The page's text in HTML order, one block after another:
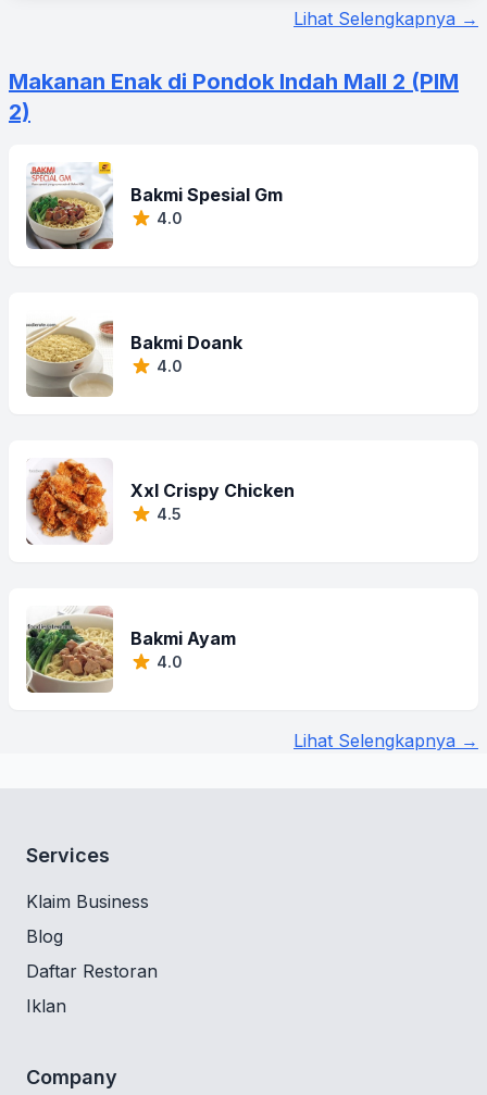
Lihat Selengkapnya →
Makanan Enak di Pondok Indah Mall 2 (PIM
2)
Bakmi Spesial Gm
4.0
Bakmi Doank
4.0
Xxl Crispy Chicken
4.5
Bakmi Ayam
4.0
Lihat Selengkapnya →
Services
Klaim Business
Blog
Daftar Restoran
Iklan
Company